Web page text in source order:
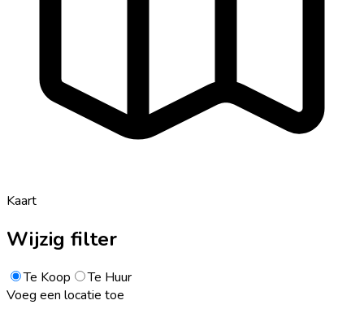
Kaart
Wijzig filter
Te Koop
Te Huur
Voeg een locatie toe